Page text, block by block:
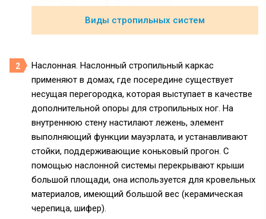
Виды стропильных систем
Наслонная. Наслонный стропильный каркас
применяют в домах, где посередине существует
несущая перегородка, которая выступает в качестве
дополнительной опоры для стропильных ног. На
внутреннюю стену настилают лежень, элемент
выполняющий функции мауэрлата, и устанавливают
стойки, поддерживающие коньковый прогон. С
помощью наслонной системы перекрывают крыши
большой площади, она используется для кровельных
материалов, имеющий большой вес (керамическая
черепица, шифер).